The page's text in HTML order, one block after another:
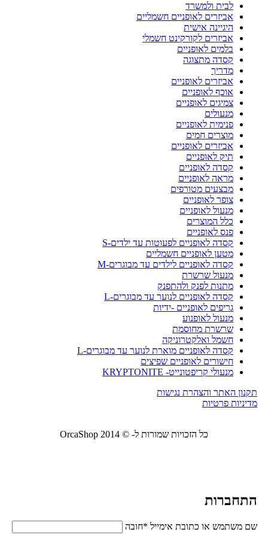
לבית ולמשרד
אביזרים לאופניים חשמליים
היגיינה אישית
אביזרים לקורקינט חשמלי
בלמים לאופניים
קסדה מתצוגה
מדריך
אביזרים לאופניים
אוכף לאופניים
צמיגים לאופניים
מנעולים
פנימית לאופניים
מוצרים חמים
אביזרים לאופניים
תיק לאופניים
קסדה לאופניים
מראה לאופניים
מבצעים מטורפים
צופר לאופניים
מנעול לאופניים
כלל המוצרים
פנס לאופניים
קסדה לאופניים לפעוטות עד ילדים-S
מטען לאופניים חשמליים
קסדה לאופניים לילדים עד מבוגרים-M
מנעול שרשרת
מתנות לפנק ולהתפנק
קסדה לאופניים לנוער עד מבוגרים-L
גריפים לאופניים -ידיות
מנעול לאופנוע
שרשרת מחוסמת
חשמל ואלקטרוניקה
קסדה לאופניים מוארת לנוער עד מבוגרים-L
חישורים לאופניים שפיצים
מנעולי קריפטונייט- KRYPTONITE
תקנון האתר והצהרת נגישות
מדיניות פרטיות
כל הזכויות שמורות ל- © 2014 OrcaShop
התחברות
שם משתמש או כתובת אימייל *חובה